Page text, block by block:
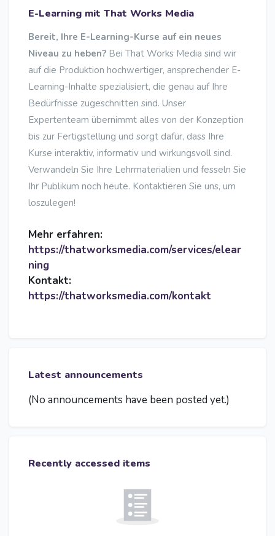
E-Learning mit That Works Media
Bereit, Ihre E-Learning-Kurse auf ein neues
Niveau zu heben? Bei That Works Media sind wir
auf die Produktion hochwertiger, ansprechender E-
Learning-Inhalte spezialisiert, die genau auf Ihre
Bedürfnisse zugeschnitten sind. Unser
Expertenteam übernimmt alles von der Konzeption
bis zur Fertigstellung und sorgt dafür, dass Ihre
Kurse interaktiv, informativ und wirkungsvoll sind.
Verwandeln Sie Ihre Lehrmaterialien und fesseln Sie
Ihr Publikum noch heute. Kontaktieren Sie uns, um
loszulegen!
Mehr erfahren:
https://thatworksmedia.com/services/elear
ning
Kontakt:
https://thatworksmedia.com/kontakt
Latest announcements
(No announcements have been posted yet.)
Recently accessed items